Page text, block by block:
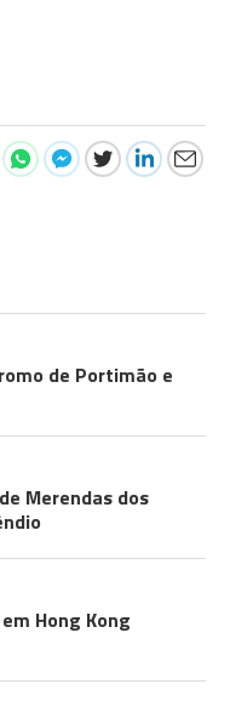
de Portimão e
Merendas dos
Hong Kong